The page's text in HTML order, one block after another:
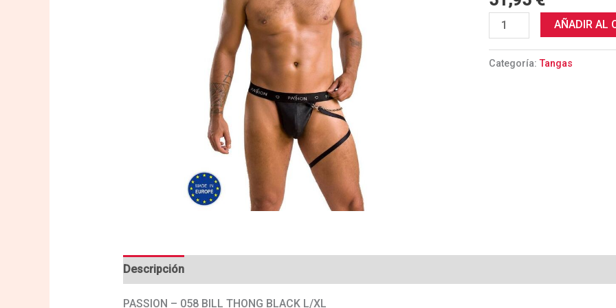
cantidad
AÑADIR AL
Categoría:Tangas
Descripción
PASSION – 058 BILL THONG BLACK L/XL